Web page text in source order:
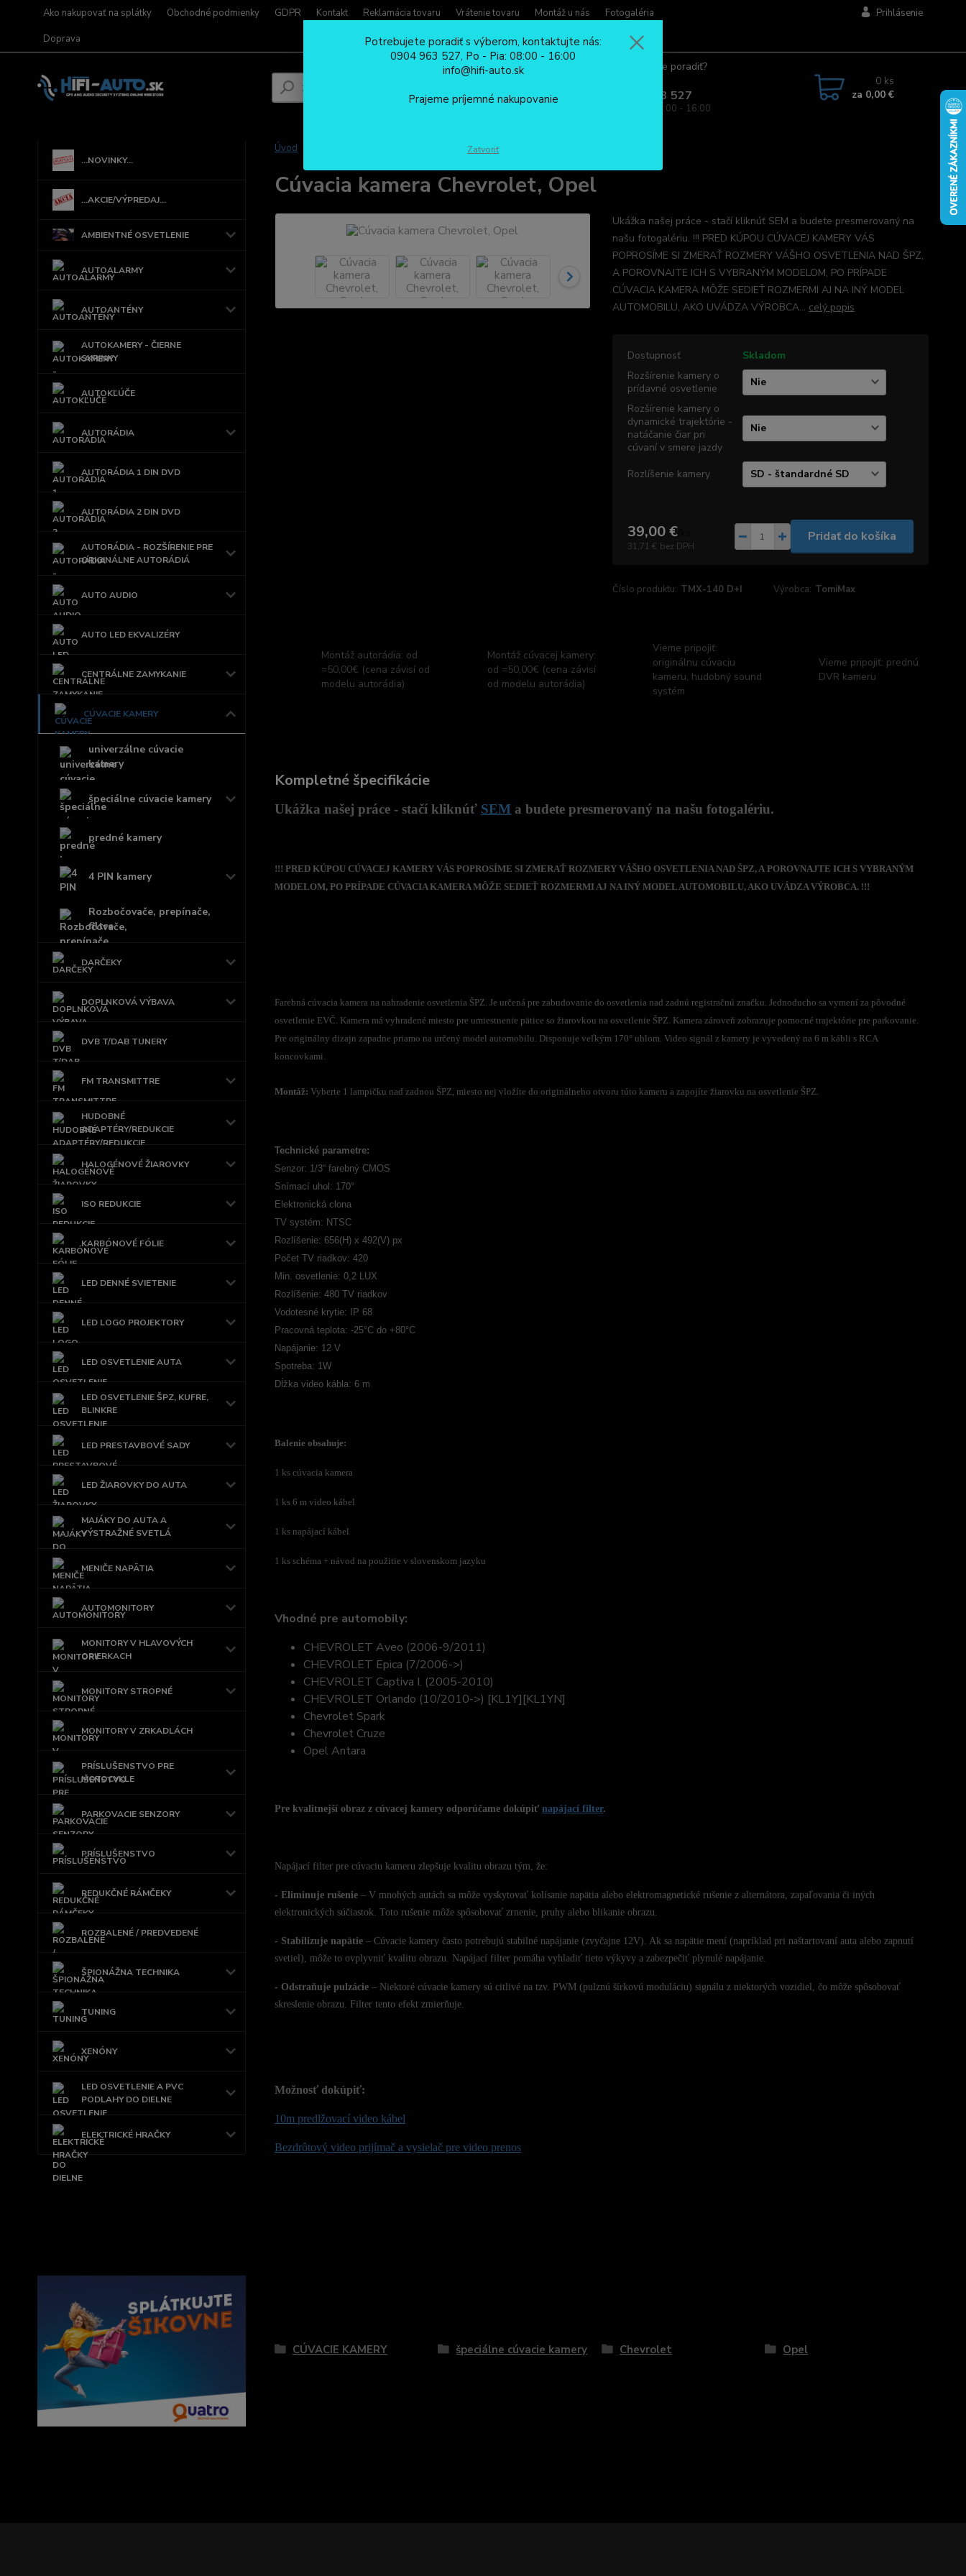
Ako nakupovať na splátky Obchodné podmienky GDPR Kontakt Reklamácia tovaru Vrátenie tovaru Montáž u nás
Fotogaléria
Doprava
Prihlásenie
Potrebujete poradiť?
0904 963 527
Po - Pia: 08:00 - 16:00
0 ks
za 0,00 €
...NOVINKY...
...AKCIE/VÝPREDAJ...
AMBIENTNÉ OSVETLENIE
AUTOALARMY
AUTOANTÉNY
AUTOKAMERY - ČIERNE
SKRINKY
AUTOKĽÚČE
AUTORÁDIA
AUTORÁDIA 1 DIN DVD
AUTORÁDIA 2 DIN DVD
AUTORÁDIA - ROZŠÍRENIE PRE
ORIGINÁLNE AUTORÁDIÁ
AUTO AUDIO
AUTO LED EKVALIZÉRY
CENTRÁLNE ZAMYKANIE
CÚVACIE KAMERY
univerzálne cúvacie
kamery
špeciálne cúvacie kamery
predné kamery
4 PIN kamery
Rozbočovače, prepínače,
filtre
DARČEKY
DOPLNKOVÁ VÝBAVA
DVB T/DAB TUNERY
FM TRANSMITTRE
HUDOBNÉ
ADAPTÉRY/REDUKCIE
HALOGÉNOVÉ ŽIAROVKY
ISO REDUKCIE
KARBÓNOVÉ FÓLIE
LED DENNÉ SVIETENIE
LED LOGO PROJEKTORY
LED OSVETLENIE AUTA
LED OSVETLENIE ŠPZ, KUFRE,
BLINKRE
LED PRESTAVBOVÉ SADY
LED ŽIAROVKY DO AUTA
MAJÁKY DO AUTA A
VÝSTRAŽNÉ SVETLÁ
MENIČE NAPÄTIA
AUTOMONITORY
MONITORY V HLAVOVÝCH
OPIERKACH
MONITORY STROPNÉ
MONITORY V ZRKADLÁCH
PRÍSLUŠENSTVO PRE
MOTOCYKLE
PARKOVACIE SENZORY
PRÍSLUŠENSTVO
REDUKČNÉ RÁMČEKY
ROZBALENÉ / PREDVEDENÉ
ŠPIONÁŽNA TECHNIKA
TUNING
XENÓNY
LED OSVETLENIE A PVC
PODLAHY DO DIELNE
ELEKTRICKÉ HRAČKY
Úvod Cúvacia kamera Chevrolet, Opel
Cúvacia kamera Chevrolet, Opel
Ukážka našej práce - stačí kliknúť SEM a budete presmerovaný na
našu fotogalériu. !!! PRED KÚPOU CÚVACEJ KAMERY VÁS
POPROSÍME SI ZMERAŤ ROZMERY VÁŠHO OSVETLENIA NAD ŠPZ,
A POROVNAJTE ICH S VYBRANÝM MODELOM, PO PRÍPADE
CÚVACIA KAMERA MÔŽE SEDIEŤ ROZMERMI AJ NA INÝ MODEL
AUTOMOBILU, AKO UVÁDZA VÝROBCA... celý popis
Dostupnosť
Skladom
Rozšírenie kamery o
prídavné osvetlenie
Rozšírenie kamery o
dynamické trajektórie -
natáčanie čiar pri
cúvaní v smere jazdy
Rozlíšenie kamery
39,00 €/
31,71 € bez DPH
Pridať do košíka
Číslo produktu: TMX-140 D+I Výrobca: TomiMax
Montáž autorádia: od
=50,00€ (cena závisí od
modelu autorádia)
Montáž cúvacej kamery:
od =50,00€ (cena závisí
od modelu autorádia)
Vieme pripojiť:
originálnu cúvaciu
kameru, hudobný sound
systém
Vieme pripojiť: prednú
DVR kameru
Kompletné špecifikácie
Ukážka našej práce - stačí kliknúť SEMa budete presmerovaný na našu fotogalériu.
!!! PRED KÚPOU CÚVACEJ KAMERY VÁS POPROSÍME SI ZMERAŤ ROZMERY VÁŠHO OSVETLENIA NAD ŠPZ, A POROVNAJTE ICH S VYBRANÝM
MODELOM, PO PRÍPADE CÚVACIA KAMERA MÔŽE SEDIEŤ ROZMERMI AJ NA INÝ MODEL AUTOMOBILU, AKO UVÁDZA VÝROBCA. !!!
Farebná cúvacia kamera na nahradenie osvetlenia ŠPZ. Je určená pre zabudovanie do osvetlenia nad zadnú registračnú značku. Jednoducho sa vymení za pôvodné
osvetlenie EVČ. Kamera má vyhradené miesto pre umiestnenie pätice so žiarovkou na osvetlenie ŠPZ. Kamera zároveň zobrazuje pomocné trajektórie pre parkovanie.
Pre originálny dizajn zapadne priamo na určený model automobilu. Disponuje veľkým 170° uhlom. Video signál z kamery je vyvedený na 6 m kábli s RCA
koncovkami.
Montáž: Vyberte 1 lampičku nad zadnou ŠPZ, miesto nej vložíte do originálneho otvoru túto kameru a zapojíte žiarovku na osvetlenie ŠPZ.
Technické parametre:
Senzor: 1/3“ farebný CMOS
Snímací uhol: 170°
Elektronická clona
TV systém: NTSC
Rozlíšenie: 656(H) x 492(V) px
Počet TV riadkov: 420
Min. osvetlenie: 0,2 LUX
Rozlíšenie: 480 TV riadkov
Vodotesné krytie: IP 68
Pracovná teplota: -25°C do +80°C
Napájanie: 12 V
Spotreba: 1W
Dĺžka video kábla: 6 m
Balenie obsahuje:
1 ks cúvacia kamera
1 ks 6 m video kábel
1 ks napájací kábel
1 ks schéma + návod na použitie v slovenskom jazyku
Vhodné pre automobily:
CHEVROLET Aveo (2006-9/2011)
CHEVROLET Epica (7/2006->)
CHEVROLET Captiva I. (2005-2010)
CHEVROLET Orlando (10/2010->) [KL1Y][KL1YN]
Chevrolet Spark
Chevrolet Cruze
Opel Antara
Pre kvalitnejší obraz z cúvacej kamery odporúčame dokúpiť napájací filter.
Napájací filter pre cúvaciu kameru zlepšuje kvalitu obrazu tým, že:
- Eliminuje rušenie– V mnohých autách sa môže vyskytovať kolísanie napätia alebo elektromagnetické rušenie z alternátora, zapaľovania či iných
elektronických súčiastok. Toto rušenie môže spôsobovať zrnenie, pruhy alebo blikanie obrazu.
- Stabilizuje napätie– Cúvacie kamery často potrebujú stabilné napájanie (zvyčajne 12V). Ak sa napätie mení (napríklad pri naštartovaní auta alebo zapnutí
svetiel), môže to ovplyvniť kvalitu obrazu. Napájací filter pomáha vyhladiť tieto výkyvy a zabezpečiť plynulé napájanie.
- Odstraňuje pulzácie– Niektoré cúvacie kamery sú citlivé na tzv. PWM (pulznú šírkovú moduláciu) signálu z niektorých vozidiel, čo môže spôsobovať
skreslenie obrazu. Filter tento efekt zmierňuje.
Možnosť dokúpiť:
10m predlžovací video kábel
Bezdrôtový video prijímač a vysielač pre video prenos
CÚVACIE KAMERY špeciálne cúvacie kamery Chevrolet Opel
Potrebujete poradiť s výberom, kontaktujte nás:
0904 963 527, Po - Pia: 08:00 - 16:00
info@hifi-auto.sk
Prajeme príjemné nakupovanie
Zatvoriť